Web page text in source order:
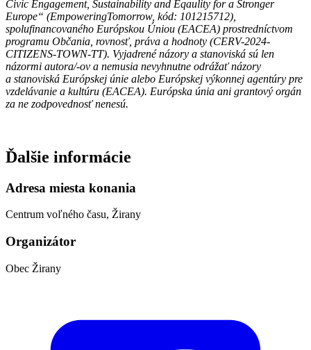
Civic Engagement, Sustainability and Eqaulity for a Stronger
Europe“ (EmpoweringTomorrow, kód: 101215712),
spolufinancovaného Európskou Úniou (EACEA) prostredníctvom
programu Občania, rovnosť, práva a hodnoty (CERV-2024-
CITIZENS-TOWN-TT). Vyjadrené názory a stanoviská sú len
názormi autora/-ov a nemusia nevyhnutne odrážať názory
a stanoviská Európskej únie alebo Európskej výkonnej agentúry pre
vzdelávanie a kultúru (EACEA). Európska únia ani grantový orgán
za ne zodpovednosť nenesú.
Ďalšie informácie
Adresa miesta konania
Centrum voľného času, Žirany
Organizátor
Obec Žirany